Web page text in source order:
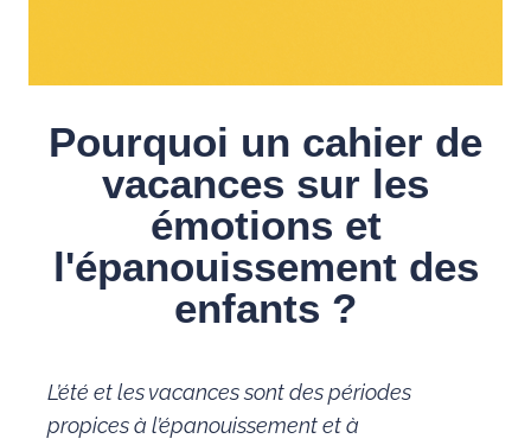
Pourquoi un cahier de
vacances sur les
émotions et
l'épanouissement des
enfants ?
L’été et les vacances sont des périodes
propices à l’épanouissement et à